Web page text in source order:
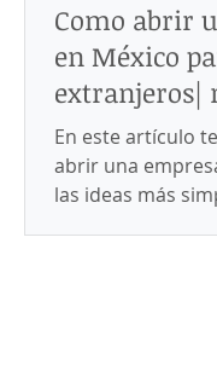
Como abrir
en México
extranjeros|
pasos
En este artículo
abrir una
las ideas más